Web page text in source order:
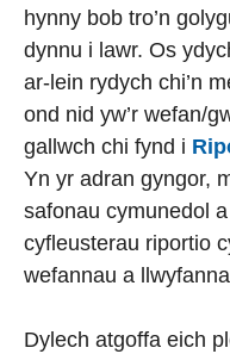
hynny bob tro’n
dynnu i lawr. Os
ar-lein rydych chi’n
ond nid yw’r wefan/
gallwch chi fynd i
Yn yr adran gyngor,
safonau cymunedol
cyfleusterau riportio
wefannau a
Dylech atgoffa eich